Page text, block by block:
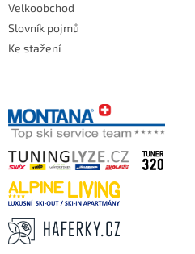
Velkoobchod
Slovník pojmů
Ke stažení